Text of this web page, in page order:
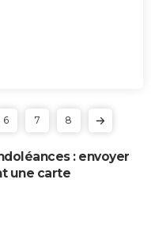
6 7 8
: envoyer
une carte